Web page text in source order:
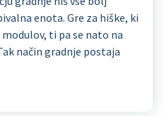
enota. Gre za hiške, ki
ti pa se nato na
način gradnje postaja